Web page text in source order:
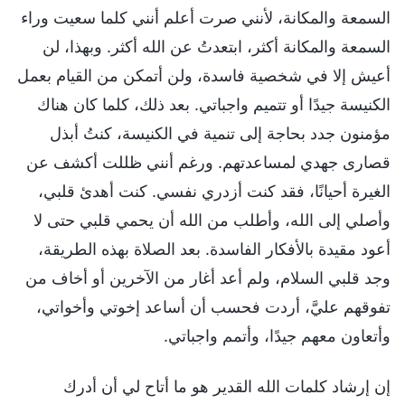
السمعة والمكانة، لأنني صرت أعلم أنني كلما سعيت وراء
السمعة والمكانة أكثر، ابتعدتُ عن الله أكثر. وبهذا، لن
أعيش إلا في شخصية فاسدة، ولن أتمكن من القيام بعمل
الكنيسة جيدًا أو تتميم واجباتي. بعد ذلك، كلما كان هناك
مؤمنون جدد بحاجة إلى تنمية في الكنيسة، كنتُ أبذل
قصارى جهدي لمساعدتهم. ورغم أنني ظللت أكشف عن
الغيرة أحيانًا، فقد كنت أزدري نفسي. كنت أهدئ قلبي،
وأصلي إلى الله، وأطلب من الله أن يحمي قلبي حتى لا
أعود مقيدة بالأفكار الفاسدة. بعد الصلاة بهذه الطريقة،
وجد قلبي السلام، ولم أعد أغار من الآخرين أو أخاف من
تفوقهم عليَّ، أردت فحسب أن أساعد إخوتي وأخواتي،
وأتعاون معهم جيدًا، وأتمم واجباتي.
إن إرشاد كلمات الله القدير هو ما أتاح لي أن أدرك